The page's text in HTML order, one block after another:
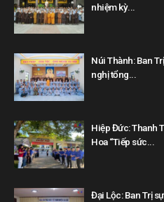
nhiệm kỳ...
Núi Thành: Ban
nghị tổng...
Hiệp Đức: Thanh
Hoa “Tiếp sức...
Đại Lộc: Ban Trị